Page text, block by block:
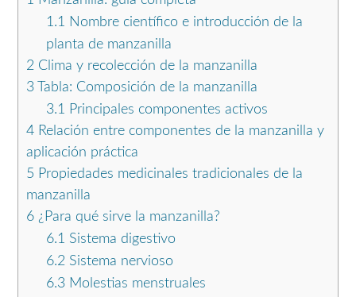
1.1 Nombre científico e introducción de la
planta de manzanilla
2 Clima y recolección de la manzanilla
3 Tabla: Composición de la manzanilla
3.1 Principales componentes activos
4 Relación entre componentes de la manzanilla y
aplicación práctica
5 Propiedades medicinales tradicionales de la
manzanilla
6 ¿Para qué sirve la manzanilla?
6.1 Sistema digestivo
6.2Sistema nervioso
6.3Molestias menstruales